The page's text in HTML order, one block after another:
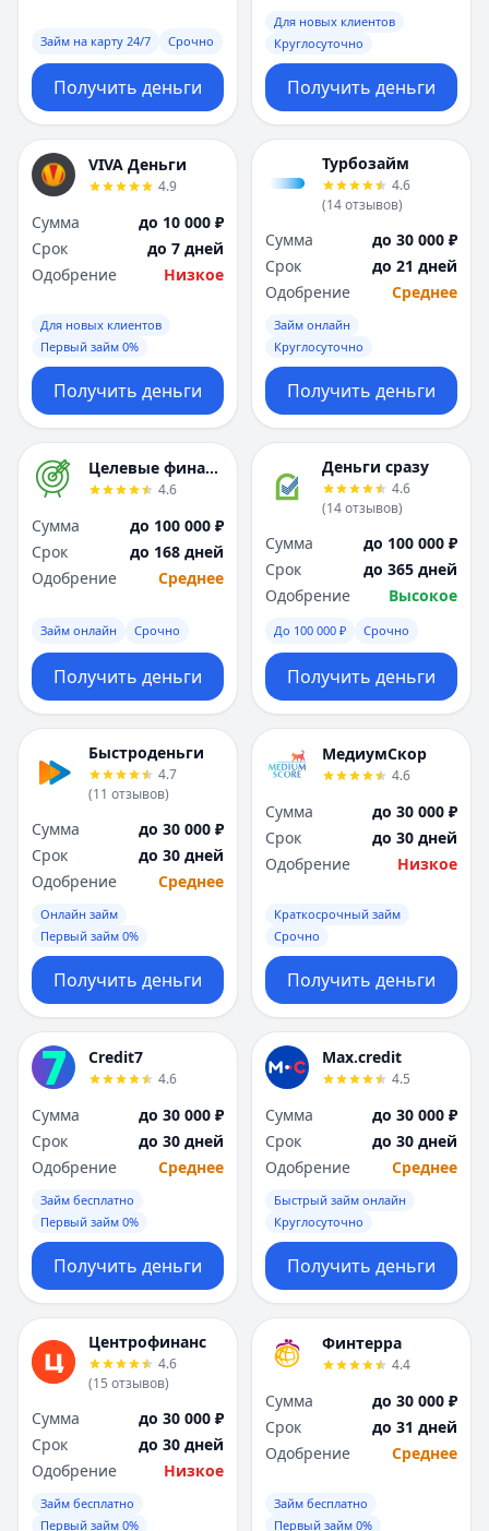
Займ на карту 24/7 Срочно
Получить деньги
Для новых клиентов
Круглосуточно
Получить деньги
VIVA Деньги
4.9
Сумма
до 10 000 ₽
Срок
до 7 дней
Одобрение
Низкое
Для новых клиентов
Первый займ 0%
Получить деньги
Турбозайм
4.6
(14отзывов)
Сумма
до 30 000 ₽
Срок
до 21 дней
Одобрение
Среднее
Займ онлайн
Круглосуточно
Получить деньги
Целевые финансы
4.6
Сумма
до 100 000 ₽
Срок
до 168 дней
Одобрение
Среднее
Займ онлайн Срочно
Получить деньги
Деньги сразу
4.6
(14отзывов)
Сумма
до 100 000 ₽
Срок
до 365 дней
Одобрение
Высокое
До 100 000 ₽ Срочно
Получить деньги
Быстроденьги
4.7
(11 отзывов)
Сумма
до 30 000 ₽
Срок
до 30 дней
Одобрение
Среднее
Онлайн займ
Первый займ 0%
Получить деньги
МедиумСкор
4.6
Сумма
до 30 000 ₽
Срок
до 30 дней
Одобрение
Низкое
Краткосрочный займ
Срочно
Получить деньги
Credit7
4.6
Сумма
до 30 000 ₽
Срок
до 30 дней
Одобрение
Среднее
Займ бесплатно
Первый займ 0%
Получить деньги
Max.credit
4.5
Сумма
до 30 000 ₽
Срок
до 30 дней
Одобрение
Среднее
Быстрый займ онлайн
Круглосуточно
Получить деньги
Центрофинанс
4.6
(15 отзывов)
Сумма
до 30 000 ₽
Срок
до 30 дней
Одобрение
Низкое
Займ бесплатно
Первый займ 0%
Финтерра
4.4
Сумма
до 30 000 ₽
Срок
до 31 дней
Одобрение
Среднее
Займ бесплатно
Первый займ 0%